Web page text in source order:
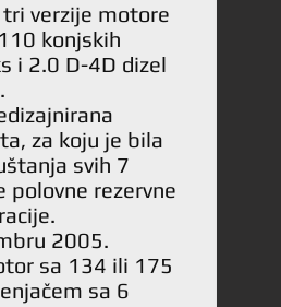
verzije motore
konjskih
i 2.0 D-4D dizel
za koju je bila
svih 7
polovne rezervne
2005.
sa 134 ili 175
sa 6